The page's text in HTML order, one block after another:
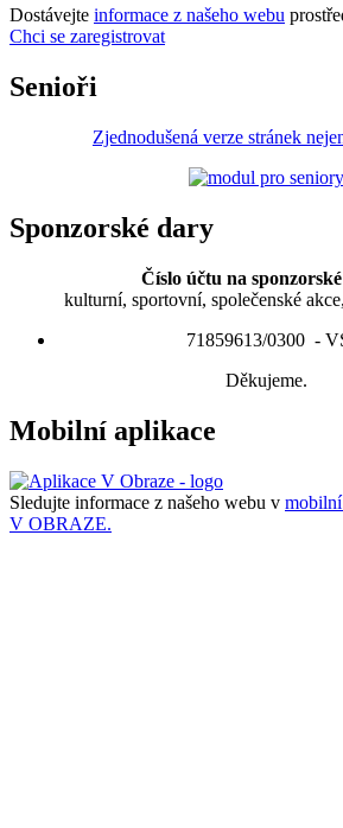
Dostávejte informace z našeho webu
Chci se zaregistrovat
Senioři
Zjednodušená verze stránek
Sponzorské dary
Číslo účtu na
kulturní, sportovní, společenské
71859613/0300 -
Děkujeme.
Mobilní aplikace
Sledujte informace z našeho webu v
V OBRAZE.